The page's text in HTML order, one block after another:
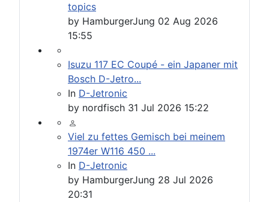
topics
by HamburgerJung 02 Aug 2026
15:55
Isuzu 117 EC Coupé - ein Japaner mit
Bosch D-Jetro...
In D-Jetronic
by nordfisch 31 Jul 2026 15:22
Viel zu fettes Gemisch bei meinem
1974er W116 450 ...
In D-Jetronic
by HamburgerJung 28 Jul 2026
20:31